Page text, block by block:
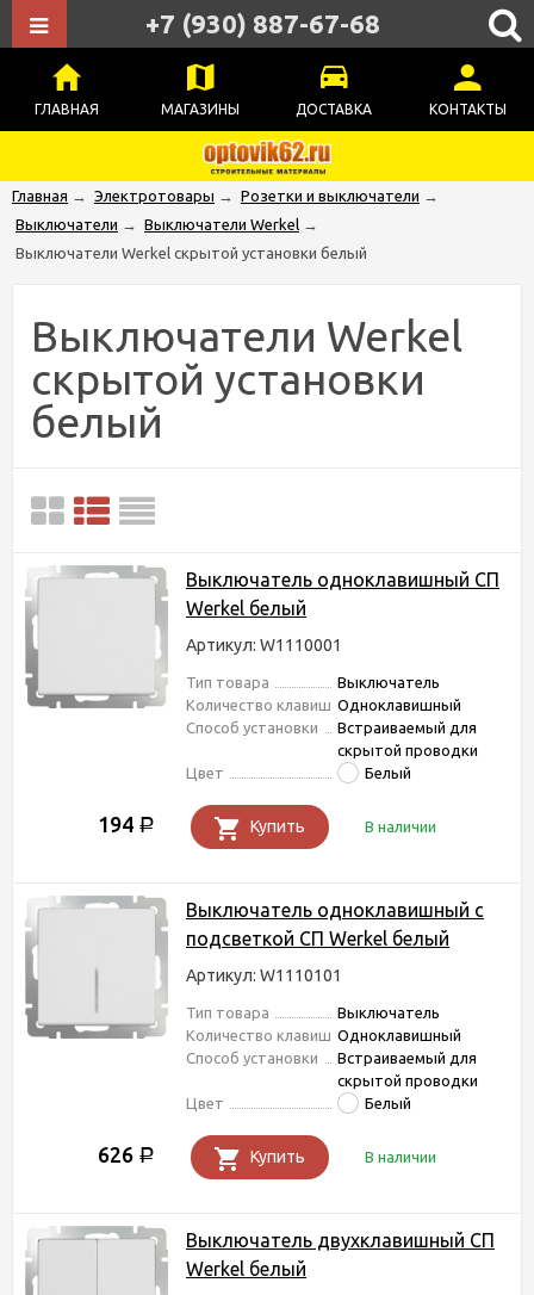
ГЛАВНАЯ МАГАЗИНЫ ДОСТАВКА КОНТАКТЫ
+7 (930) 887-67-68
Главная → Электротовары → Розетки и выключатели →
Выключатели → Выключатели Werkel →
Выключатели Werkel скрытой установки белый
Выключатели Werkel
скрытой установки
белый
Выключатель одноклавишный СП
Werkel белый
Артикул: W1110001
Тип товара
Выключатель
Количество клавиш Одноклавишный
Способ установки
Встраиваемый для
скрытой проводки
Цвет
Белый
194 Р Купить В наличии
Выключатель одноклавишный с
подсветкой СП Werkel белый
Артикул: W1110101
Тип товара
Выключатель
Количество клавиш Одноклавишный
Способ установки
Встраиваемый для
скрытой проводки
Цвет
Белый
626 Р Купить В наличии
Выключатель двухклавишный СП
Werkel белый